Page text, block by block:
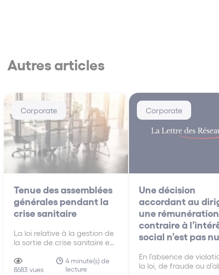
Autres articles
Corporate
Tenue des assemblées
générales pendant la
crise sanitaire
La loi relative à la gestion de
la sortie de crise sanitaire en
prorogé le régime
dérogatoire de tenue des
8683 vues
4 minute(s) de
lecture
Corporate
Une décision
accordant au
une rémunération
contraire à
social n’est pas
En l’absence de
la loi, de fraude ou